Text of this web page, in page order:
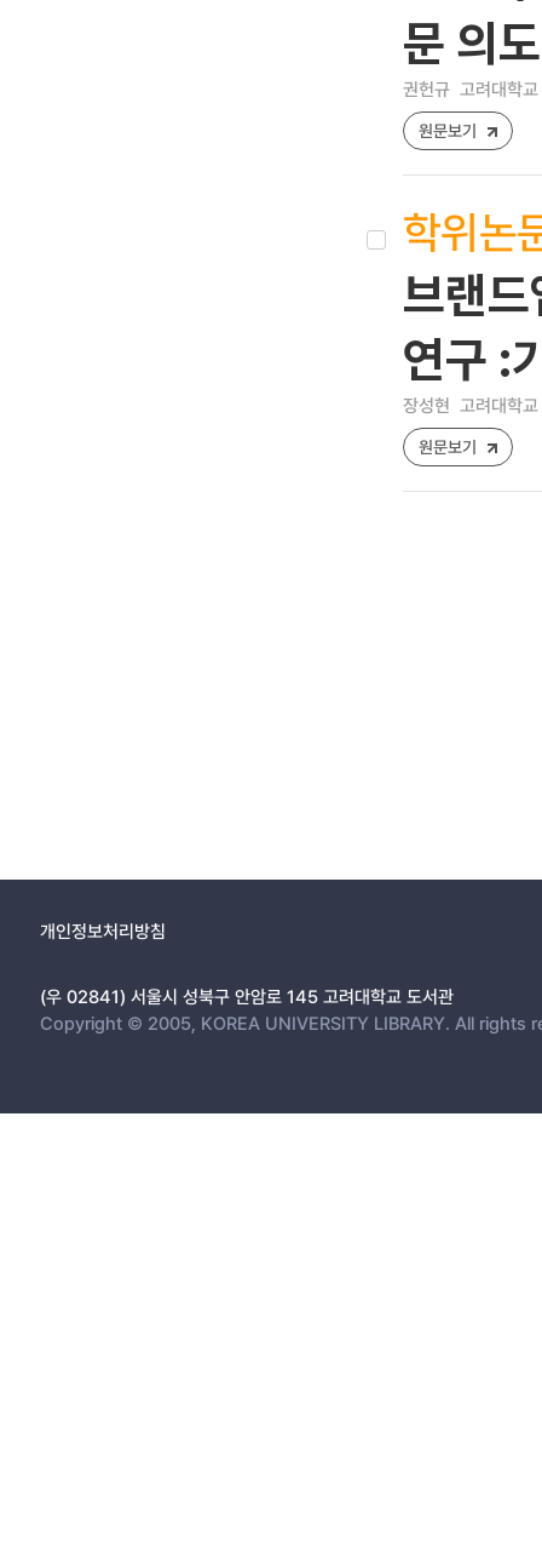
문 의
권헌규 고려대학
원문보기
학위논
브랜
연구 :
장성현 고려대학
원문보기
개인정보처리방침
(우 02841) 서울시 성북구 안암로 145 고려대학교 도서관
Copyright © 2005, KOREA UNIVERSITY LIBRARY. All rights